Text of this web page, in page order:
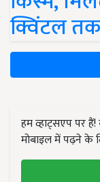
क्विंटल तक
हम व्हाट्सएप पर
मोबाइल में पढ़ने के